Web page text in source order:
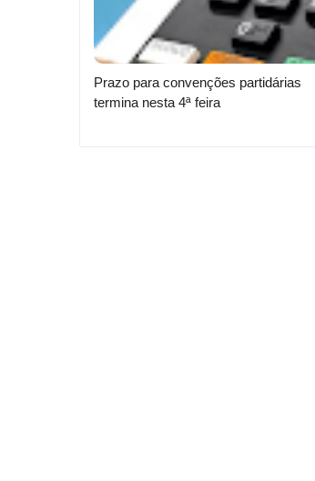
Prazo para convenções partidárias
termina nesta 4ª feira